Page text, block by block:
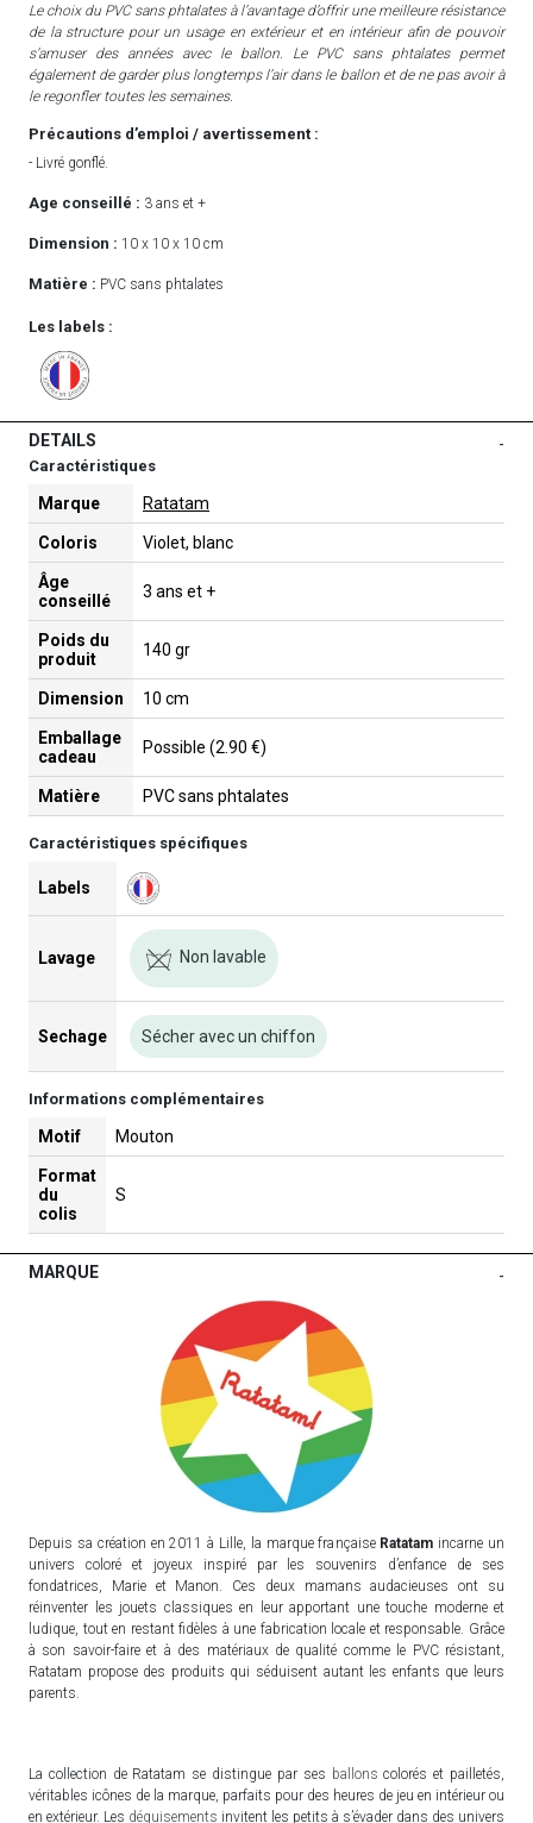
Le choix du PVC sans phtalates à l’avantage d’offrir une meilleure résistance
de la structure pour un usage en extérieur et en intérieur afin de pouvoir
s’amuser des années avec le ballon. Le PVC sans phtalates permet
également de garder plus longtemps l’air dans le ballon et de ne pas avoir à
le regonfler toutes les semaines.
Précautions d’emploi / avertissement :
- Livré gonflé.
Age conseillé : 3 ans et +
Dimension : 10 x 10 x 10 cm
Matière : PVC sans phtalates
Les labels :
DETAILS -
Caractéristiques
Marque Ratatam
Coloris Violet, blanc
Âge
conseillé
3 ans et +
Poids du
produit
140 gr
Dimension 10 cm
Emballage
cadeau
Possible (2.90 €)
Matière PVC sans phtalates
Caractéristiques spécifiques
Labels
Lavage Non lavable
Sechage Sécher avec un chiffon
Informations complémentaires
Motif Mouton
Format
du
colis
S
MARQUE -
Depuis sa création en 2011 à Lille, la marque française Ratatam incarne un
univers coloré et joyeux inspiré par les souvenirs d’enfance de ses
fondatrices, Marie et Manon. Ces deux mamans audacieuses ont su
réinventer les jouets classiques en leur apportant une touche moderne et
ludique, tout en restant fidèles à une fabrication locale et responsable. Grâce
à son savoir-faire et à des matériaux de qualité comme le PVC résistant,
Ratatam propose des produits qui séduisent autant les enfants que leurs
parents.
La collection de Ratatam se distingue par ses ballons colorés et pailletés,
véritables icônes de la marque, parfaits pour des heures de jeu en intérieur ou
en extérieur. Les déguisements invitent les petits à s’évader dans des univers